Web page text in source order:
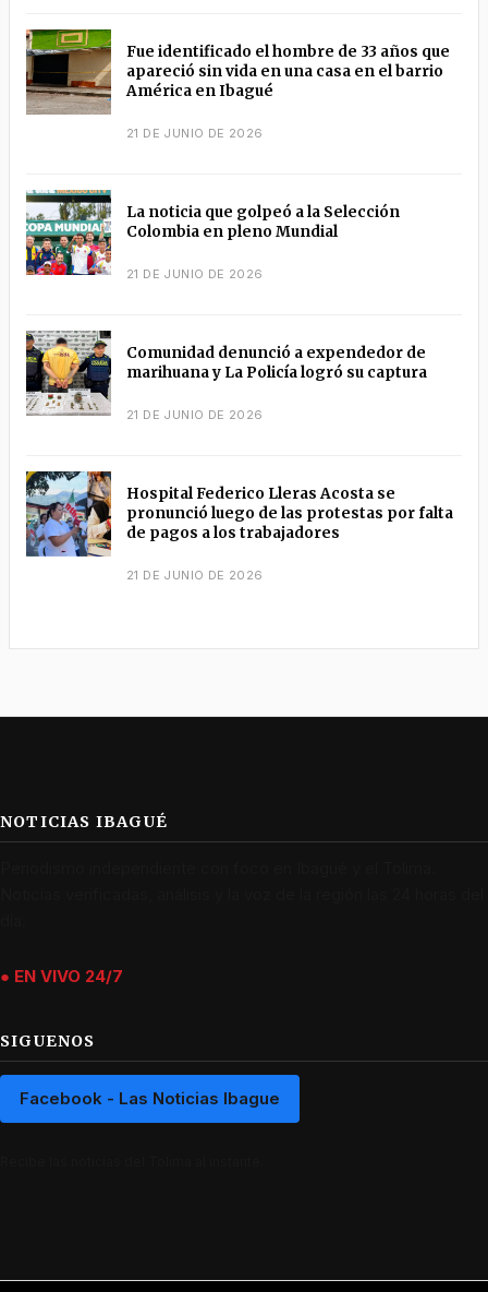
Fue identificado el hombre de 33 años que
apareció sin vida en una casa en el barrio
América en Ibagué
21 DE JUNIO DE 2026
La noticia que golpeó a la Selección
Colombia en pleno Mundial
21 DE JUNIO DE 2026
Comunidad denunció a expendedor de
marihuana y La Policía logró su captura
21 DE JUNIO DE 2026
Hospital Federico Lleras Acosta se
pronunció luego de las protestas por falta
de pagos a los trabajadores
21 DE JUNIO DE 2026
NOTICIAS IBAGUÉ
● EN VIVO 24/7
SIGUENOS
Facebook - Las Noticias Ibague